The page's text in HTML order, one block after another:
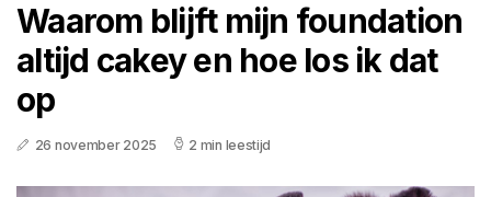
Waarom blijft mijn foundation
altijd cakey en hoe los ik dat
op
26 november 2025 2 min leestijd